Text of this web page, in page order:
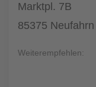
Marktpl. 7B
85375
Weiterempfehlen: